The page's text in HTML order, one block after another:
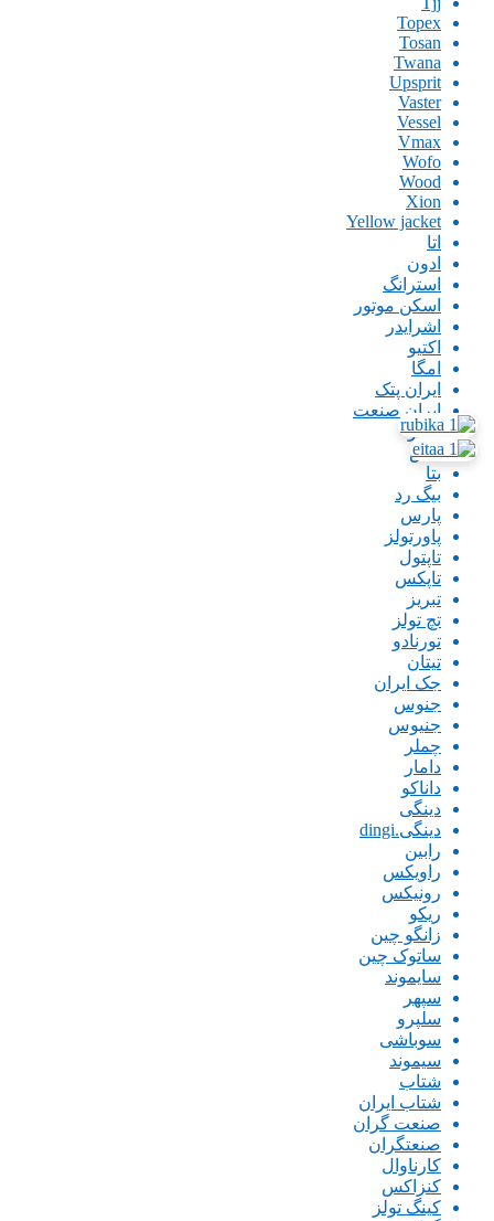
Topex
Tosan
Twana
Upsprit
Vaster
Vessel
Vmax
Wofo
Wood
Xion
Yellow jacket
اتا
ادون
استرانگ
اسکن موتور
اشرایدر
اکتیو
امگا
ایران پتک
ایران صنعت
اینگو
باس
بتا
بیگ رد
پارس
پاورتولز
تاپتول
تاپکس
تبریز
تچ تولز
تورنادو
تیتان
جک ایران
جنوس
جنیوس
چملر
دامار
داناکو
دینگی
دینگی.dingi
رابین
راویکس
رونیکس
ریکو
زانگو چین
ساتوک چین
سایموند
سپهر
سلپرو
سوباشی
سیموند
شتاب
شتاب ایران
صنعت گران
صنعتگران
کارناوال
کنزاکس
کینگ تولز